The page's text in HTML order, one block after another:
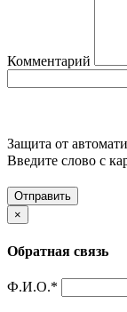
Комментарий
Защита от
Введите слово с
Отправить
×
Обратная связь
Ф.И.О.*